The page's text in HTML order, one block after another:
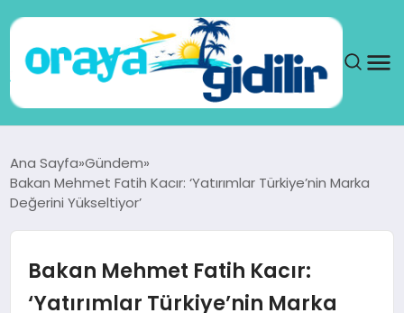
SAĞLIK
Ana Sayfa Gündem
Bakan Mehmet Fatih Kacır: ‘Yatırımlar Türkiye’nin Marka
Değerini Yükseltiyor’
Bakan Mehmet Fatih Kacır:
‘Yatırımlar Türkiye’nin Marka